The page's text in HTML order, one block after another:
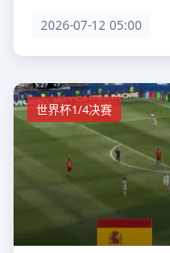
2026-07-12 05:00
世界杯1/4决赛